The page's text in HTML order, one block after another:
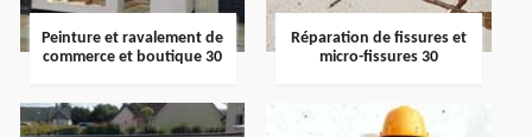
Peinture et ravalement de
commerce et boutique 30
Réparation de fissures et
micro-fissures 30